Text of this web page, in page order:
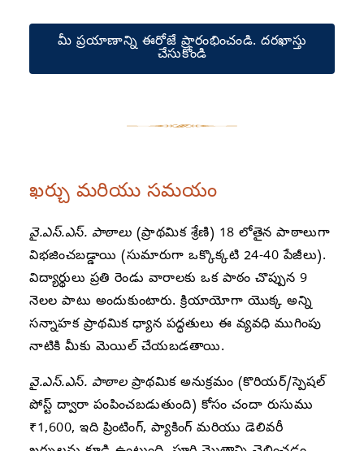
మీ ప్రయాణాన్ని ఈరోజే ప్రారంభించండి. దరఖాస్తు
చేసుకోండి
ఖర్చు మరియు సమయం
వై.ఎస్.ఎస్. పాఠాలు (ప్రాథమిక శ్రేణి) 18 లోతైన పాఠాలుగా
విభజించబడ్డాయి (సుమారుగా ఒక్కొక్కటి 24-40 పేజీలు).
విద్యార్థులు ప్రతి రెండు వారాలకు ఒక పాఠం చొప్పున 9
నెలల పాటు అందుకుంటారు. క్రియాయోగా యొక్క అన్ని
సన్నాహక ప్రాథమిక ధ్యాన పద్ధతులు ఈ వ్యవధి ముగింపు
నాటికి మీకు మెయిల్ చేయబడతాయి.
వై.ఎస్.ఎస్. పాఠాలప్రాథమిక అనుక్రమం (కొరియర్/స్పెషల్
పోస్ట్ ద్వారా పంపించబడుతుంది) కోసం చందా రుసుము
₹1,600, ఇది ప్రింటింగ్, ప్యాకింగ్ మరియు డెలివరీ